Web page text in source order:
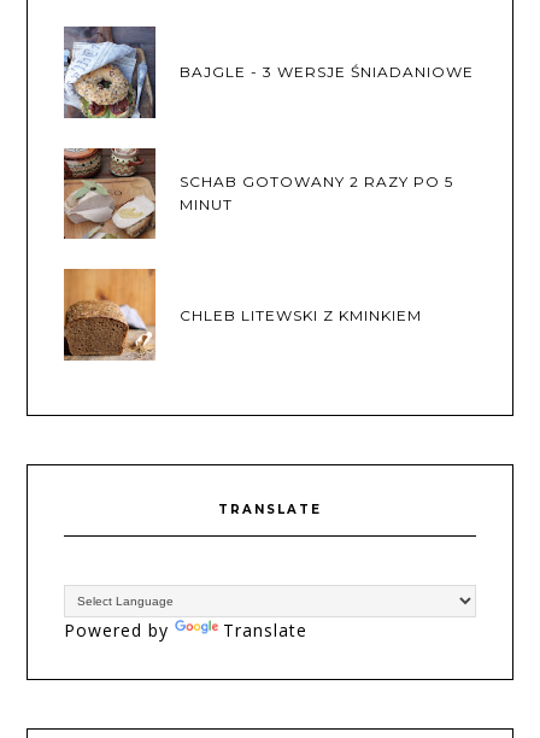
BAJGLE - 3 WERSJE ŚNIADANIOWE
SCHAB GOTOWANY 2 RAZY PO 5
MINUT
CHLEB LITEWSKI Z KMINKIEM
TRANSLATE
Powered by Translate